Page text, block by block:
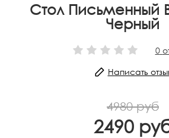
Стол Письменный
Черный
0
Написать
4980 руб
2490